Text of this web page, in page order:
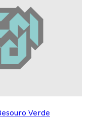
Verde